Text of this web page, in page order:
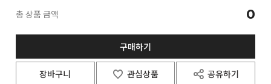
총 상품 금액 0
구매하기
장바구니 관심상품 공유하기